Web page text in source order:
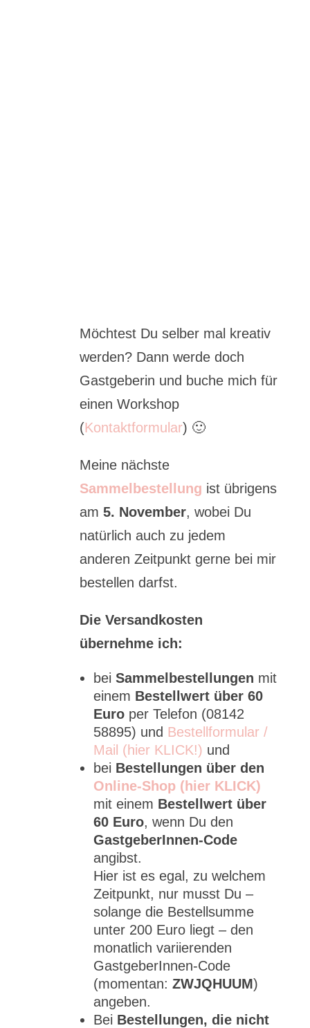
Möchtest Du selber mal kreativ
werden? Dann werde doch
Gastgeberin und buche mich für
einen Workshop
(Kontaktformular) 🙂
Meine nächste
Sammelbestellung ist übrigens
am 5. November, wobei Du
natürlich auch zu jedem
anderen Zeitpunkt gerne bei mir
bestellen darfst.
Die Versandkosten
übernehme ich:
bei Sammelbestellungen mit
einem Bestellwert über 60
Euro per Telefon (08142
58895) und Bestellformular /
Mail (hier KLICK!) und
bei Bestellungen über den
Online-Shop (hier KLICK)
mit einem Bestellwert über
60 Euro, wenn Du den
GastgeberInnen-Code
angibst.
Hier ist es egal, zu welchem
Zeitpunkt, nur musst Du –
solange die Bestellsumme
unter 200 Euro liegt – den
monatlich variierenden
GastgeberInnen-Code
(momentan: ZWJQHUUM)
angeben.
Bei Bestellungen, die nicht